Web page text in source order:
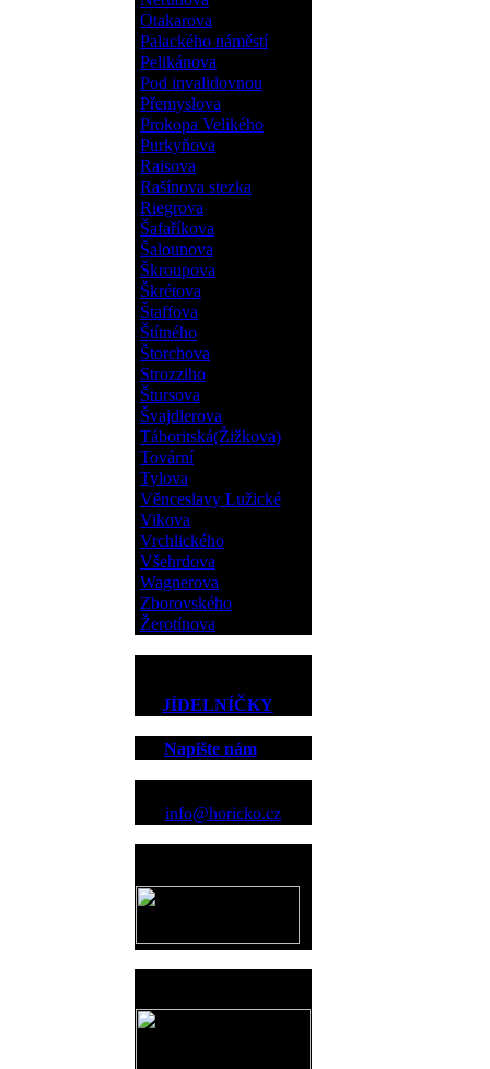
Otakarova
Palackého náměstí
Pelikánova
Pod invalidovnou
Přemyslova
Prokopa Velikého
Purkyňova
Raisova
Rašínova stezka
Riegrova
Šafaříkova
Šalounova
Škroupova
Škrétova
Štaffova
Štítného
Štorchova
Strozziho
Štursova
Švajdlerova
Táboritská(Žižkova)
Tovární
Tylova
Věnceslavy Lužické
Vikova
Vrchlického
Všehrdova
Wagnerova
Zborovského
Žerotínova
JÍDELNÍČKY
Napište nám
info@horicko.cz